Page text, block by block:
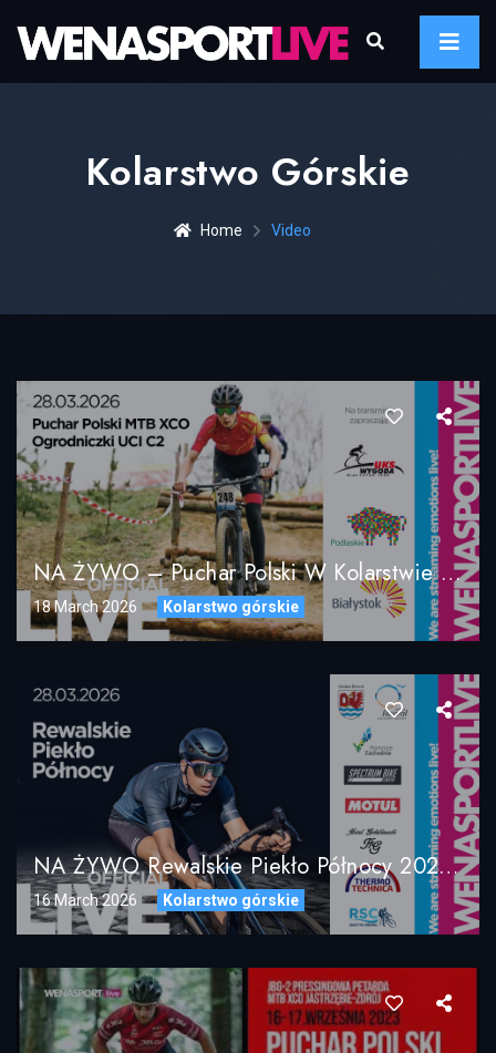
Kolarstwo Górskie
Home Video
NA ŻYWO – Puchar Polski W Kolarstwie Górskim MTB XCO – Ogrodniczki UCI C2 2026
18 March 2026 Kolarstwo górskie
NA ŻYWO Rewalskie Piekło Północy 2026 / Rewal-Pogorzelica 28.03.2026
16 March 2026 Kolarstwo górskie